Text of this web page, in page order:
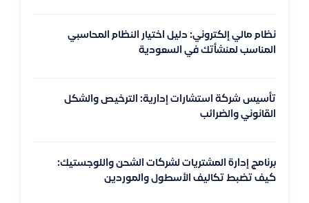
نظام مالي إلكتروني: دليل اختيار النظام المحاسبي
المناسب لمنشأتك في السعودية
تأسيس شركة استشارات إدارية: الترخيص والشكل
القانوني والضرائب
برنامج إدارة المشتريات لشركات الشحن واللوجستيك:
كيف تضبط تكاليف الأسطول والموردين